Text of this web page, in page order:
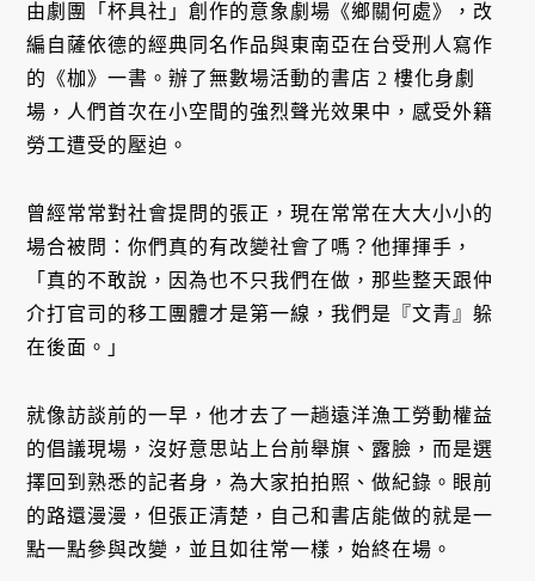
由劇團「杯具社」創作的意象劇場《鄉關何處》，改
編自薩依德的經典同名作品與東南亞在台受刑人寫作
的《枷》一書。辦了無數場活動的書店 2 樓化身劇
場，人們首次在小空間的強烈聲光效果中，感受外籍
勞工遭受的壓迫。
曾經常常對社會提問的張正，現在常常在大大小小的
場合被問：你們真的有改變社會了嗎？他揮揮手，
「真的不敢說，因為也不只我們在做，那些整天跟仲
介打官司的移工團體才是第一線，我們是『文青』躲
在後面。」
就像訪談前的一早，他才去了一趟遠洋漁工勞動權益
的倡議現場，沒好意思站上台前舉旗、露臉，而是選
擇回到熟悉的記者身，為大家拍拍照、做紀錄。眼前
的路還漫漫，但張正清楚，自己和書店能做的就是一
點一點參與改變，並且如往常一樣，始終在場。